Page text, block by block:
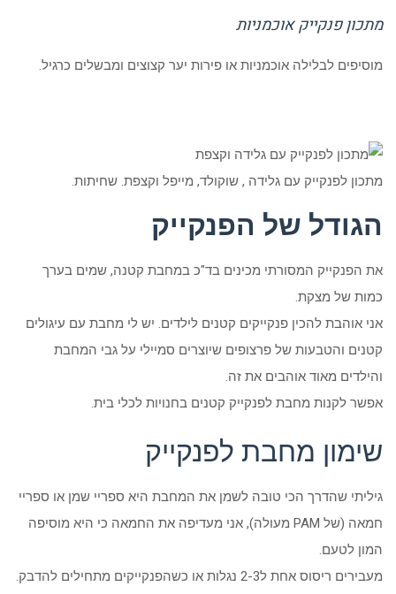
מתכון פנקייק אוכמניות
מוסיפים לבלילה אוכמניות או פירות יער קצוצים ומבשלים כרגיל.
מתכון לפנקייק עם גלידה , שוקולד, מייפל וקצפת. שחיתות.
הגודל של הפנקייק
את הפנקייק המסורתי מכינים בד"כ במחבת קטנה, שמים בערך
כמות של מצקת.
אני אוהבת להכין פנקייקים קטנים לילדים. יש לי מחבת עם עיגולים
קטנים והטבעות של פרצופים שיוצרים סמיילי על גבי המחבת
והילדים מאוד אוהבים את זה.
אפשר לקנות מחבת לפנקייק קטנים בחנויות לכלי בית.
שימון מחבת לפנקייק
גיליתי שהדרך הכי טובה לשמן את המחבת היא ספריי שמן או ספריי
חמאה (של PAM מעולה), אני מעדיפה את החמאה כי היא מוסיפה
המון לטעם.
מעבירים ריסוס אחת ל2-3 נגלות או כשהפנקייקים מתחילים להדבק.